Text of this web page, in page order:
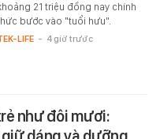
21 triệu đồng nay chính
bước vào "tuổi hưu".
LIFE - 4 giờ trước
như đôi mươi: